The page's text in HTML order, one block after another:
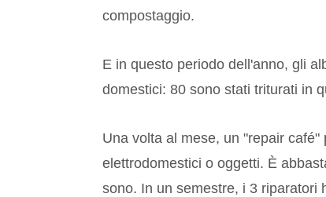
compostaggio.
E in questo periodo dell'anno, gli
domestici: 80 sono stati triturati in
Una volta al mese, un "repair café"
elettrodomestici o oggetti. È
sono. In un semestre, i 3 riparatori